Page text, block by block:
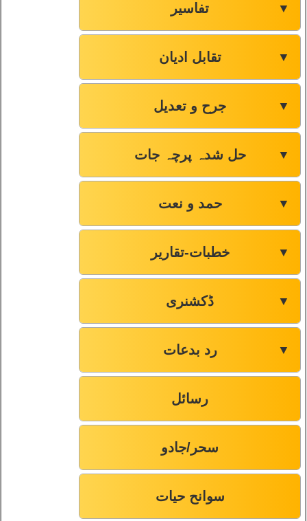
تفاسیر ▼
تقابل ادیان ▼
جرح و تعدیل ▼
حل شدہ پرچہ جات ▼
حمد و نعت ▼
خطبات-تقاریر ▼
ڈکشنری ▼
رد بدعات ▼
رسائل
سحر/جادو
سوانح حیات